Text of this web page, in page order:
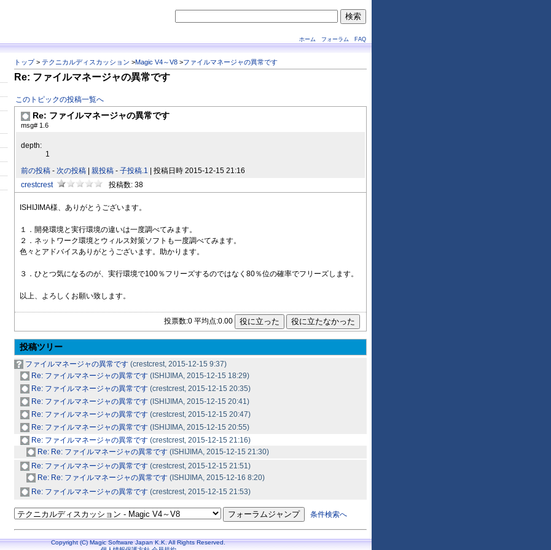
ホーム フォーラム FAQ
トップ> テクニカルディスカッション >Magic V4～V8 >ファイルマネージャの異常です
Re: ファイルマネージャの異常です
このトピックの投稿一覧へ
Re: ファイルマネージャの異常です
msg# 1.6
depth:
1
前の投稿 - 次の投稿 親投稿 - 子投稿.1 | 投稿日時 2015-12-15 21:16
crestcrest
投稿数: 38
ISHIJIMA様、ありがとうございます。
１．開発環境と実行環境の違いは一度調べてみます。
２．ネットワーク環境とウィルス対策ソフトも一度調べてみます。
色々とアドバイスありがとうございます。助かります。
３．ひとつ気になるのが、実行環境で100％フリーズするのではなく80％位の確率でフリーズします。
以上、よろしくお願い致します。
投票数:0 平均点:0.00
投稿ツリー
ファイルマネージャの異常です (crestcrest, 2015-12-15 9:37)
Re: ファイルマネージャの異常です (ISHIJIMA, 2015-12-15 18:29)
Re: ファイルマネージャの異常です (crestcrest, 2015-12-15 20:35)
Re: ファイルマネージャの異常です (ISHIJIMA, 2015-12-15 20:41)
Re: ファイルマネージャの異常です (crestcrest, 2015-12-15 20:47)
Re: ファイルマネージャの異常です (ISHIJIMA, 2015-12-15 20:55)
Re: ファイルマネージャの異常です (crestcrest, 2015-12-15 21:16)
Re: Re: ファイルマネージャの異常です (ISHIJIMA, 2015-12-15 21:30)
Re: ファイルマネージャの異常です (crestcrest, 2015-12-15 21:51)
Re: Re: ファイルマネージャの異常です (ISHIJIMA, 2015-12-16 8:20)
Re: ファイルマネージャの異常です (crestcrest, 2015-12-15 21:53)
条件検索へ
Copyright (C) Magic Software Japan K.K. All Rights Reserved.